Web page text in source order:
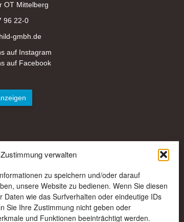
verwalten
zu speichern und/oder darauf
unsere Website zu bedienen. Wenn Sie diesen
Daten wie das Surfverhalten oder eindeutige IDs
Sie Ihre Zustimmung nicht geben oder
und Funktionen beeinträchtigt werden.
OT Mittelberg
96 22-0
gmbh.de
auf Instagram
auf Facebook